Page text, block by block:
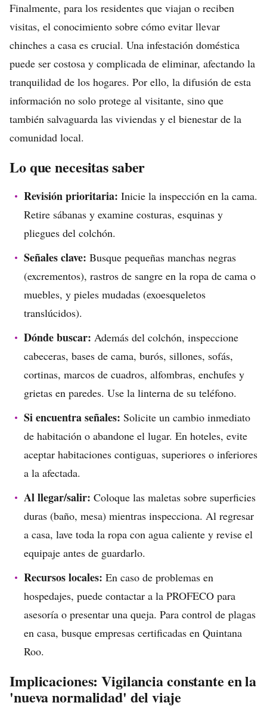
Finalmente, para los residentes que viajan o reciben
visitas, el conocimiento sobre cómo evitar llevar
chinches a casa es crucial. Una infestación doméstica
puede ser costosa y complicada de eliminar, afectando la
tranquilidad de los hogares. Por ello, la difusión de esta
información no solo protege al visitante, sino que
también salvaguarda las viviendas y el bienestar de la
comunidad local.
Lo que necesitas saber
Revisión prioritaria: Inicie la inspección en la cama.
Retire sábanas y examine costuras, esquinas y
pliegues del colchón.
Señales clave: Busque pequeñas manchas negras
(excrementos), rastros de sangre en la ropa de cama o
muebles, y pieles mudadas (exoesqueletos
translúcidos).
Dónde buscar: Además del colchón, inspeccione
cabeceras, bases de cama, burós, sillones, sofás,
cortinas, marcos de cuadros, alfombras, enchufes y
grietas en paredes. Use la linterna de su teléfono.
Si encuentra señales: Solicite un cambio inmediato
de habitación o abandone el lugar. En hoteles, evite
aceptar habitaciones contiguas, superiores o inferiores
a la afectada.
Al llegar/salir: Coloque las maletas sobre superficies
duras (baño, mesa) mientras inspecciona. Al regresar
a casa, lave toda la ropa con agua caliente y revise el
equipaje antes de guardarlo.
Recursos locales: En caso de problemas en
hospedajes, puede contactar a la PROFECO para
asesoría o presentar una queja. Para control de plagas
en casa, busque empresas certificadas en Quintana
Roo.
Implicaciones: Vigilancia constante en la
'nueva normalidad' del viaje